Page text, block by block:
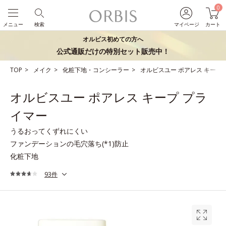
マイページ
0
カート
検索
メニュー
オルビス初めての方へ
公式通販だけの特別セット販売中！
TOP メイク 化粧下地・コンシーラー オルビスユー ポアレス キープ
オルビスユー ポアレス キープ プラ
イマー
うるおってくずれにくい
ファンデーションの毛穴落ち(*1)防止
化粧下地
93件